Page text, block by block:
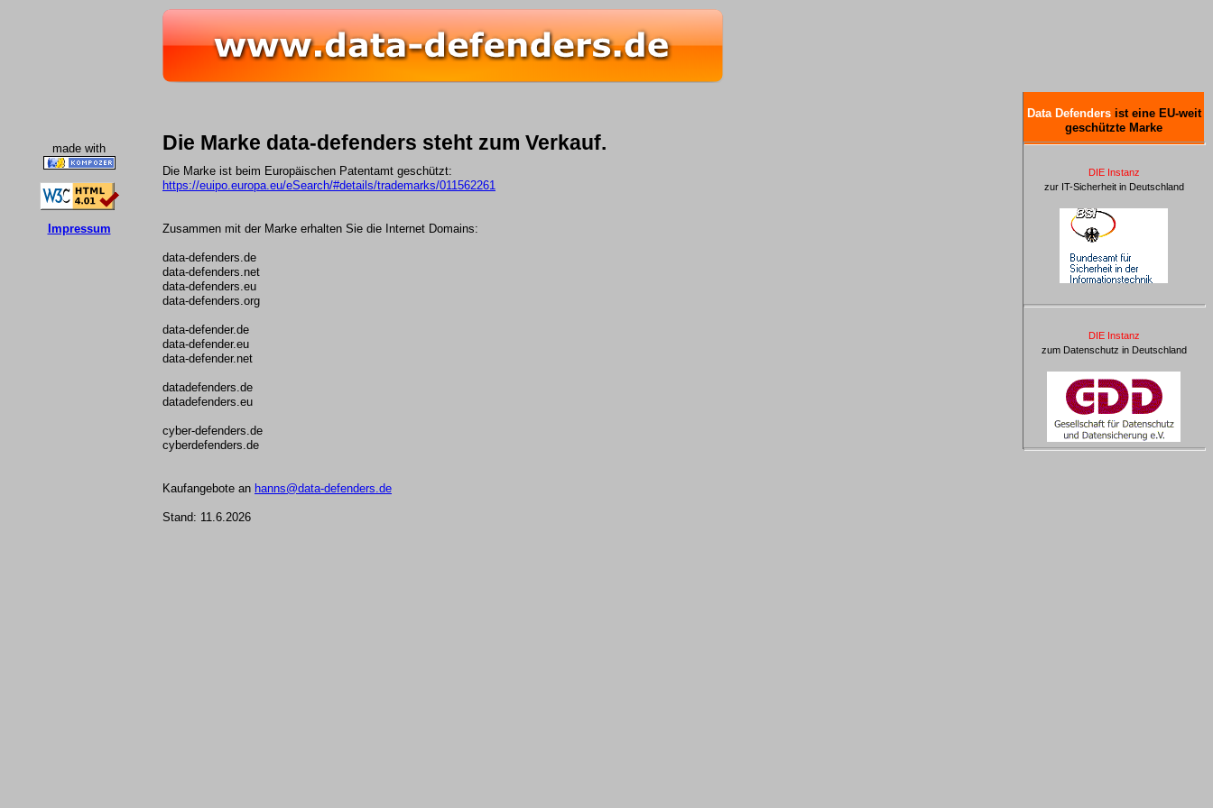
made with
Impressum
Data Defendersist eine EU-weit
geschützte Marke
DIE Instanz
zur IT-Sicherheit in Deutschland
DIE Instanz
zum Datenschutz in Deutschland
Die Marke data-defenders steht zum Verkauf.
Die Marke ist beim Europäischen Patentamt geschützt:
https://euipo.europa.eu/eSearch/#details/trademarks/011562261
Zusammen mit der Marke erhalten Sie die Internet Domains:
data-defenders.de
data-defenders.net
data-defenders.eu
data-defenders.org
data-defender.de
data-defender.eu
data-defender.net
datadefenders.de
datadefenders.eu
cyber-defenders.de
cyberdefenders.de
Kaufangebote an hanns@data-defenders.de
Stand: 11.6.2026